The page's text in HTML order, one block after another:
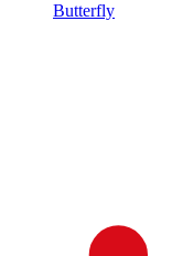
Butterfly